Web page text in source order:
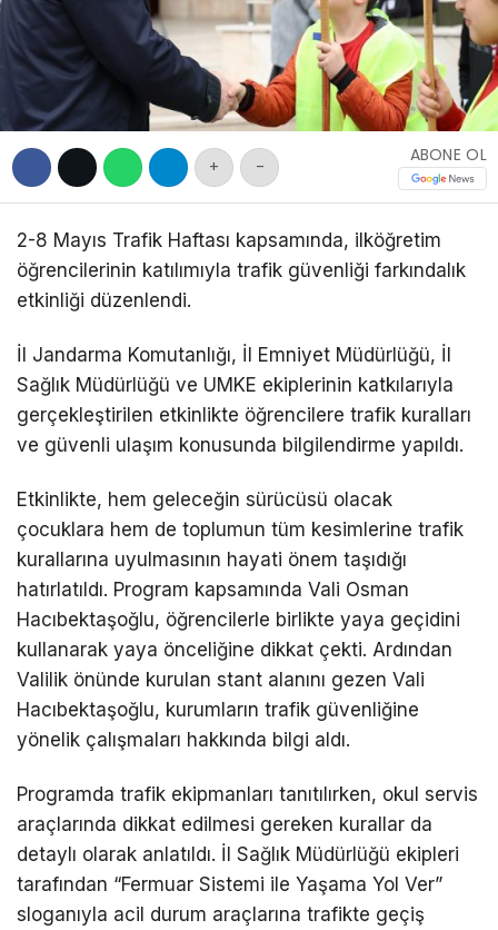
Facebook
+ -
ABONE OL
2-8 Mayıs Trafik Haftası kapsamında, ilköğretim
öğrencilerinin katılımıyla trafik güvenliği farkındalık
etkinliği düzenlendi.
İl Jandarma Komutanlığı, İl Emniyet Müdürlüğü, İl
Sağlık Müdürlüğü ve UMKE ekiplerinin katkılarıyla
gerçekleştirilen etkinlikte öğrencilere trafik kuralları
ve güvenli ulaşım konusunda bilgilendirme yapıldı.
Etkinlikte, hem geleceğin sürücüsü olacak
çocuklara hem de toplumun tüm kesimlerine trafik
kurallarına uyulmasının hayati önem taşıdığı
hatırlatıldı. Program kapsamında Vali Osman
Hacıbektaşoğlu, öğrencilerle birlikte yaya geçidini
kullanarak yaya önceliğine dikkat çekti. Ardından
Valilik önünde kurulan stant alanını gezen Vali
Hacıbektaşoğlu, kurumların trafik güvenliğine
yönelik çalışmaları hakkında bilgi aldı.
Programda trafik ekipmanları tanıtılırken, okul servis
araçlarında dikkat edilmesi gereken kurallar da
detaylı olarak anlatıldı. İl Sağlık Müdürlüğü ekipleri
tarafından “Fermuar Sistemi ile Yaşama Yol Ver”
sloganıyla acil durum araçlarına trafikte geçiş